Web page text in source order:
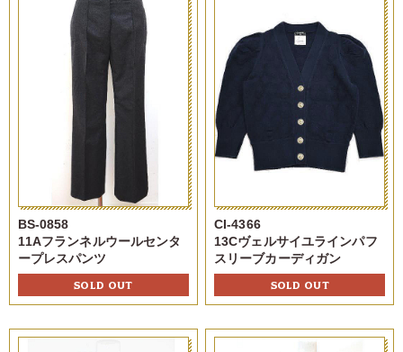
BS-0858
11Aフランネルウールセンタ
ープレスパンツ
SOLD OUT
CI-4366
13Cヴェルサイユラインパフ
スリーブカーディガン
SOLD OUT